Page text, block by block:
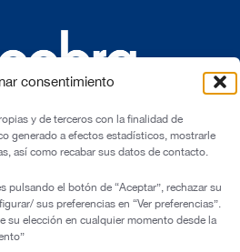
consentimiento
y de terceros con la finalidad de
generado a efectos estadísticos, mostrarle
así como recabar sus datos de contacto.
pulsando el botón de “Aceptar”, rechazar su
sus preferencias en “Ver preferencias”.
su elección en cualquier momento desde la
Aviso Legal
de Privacidad